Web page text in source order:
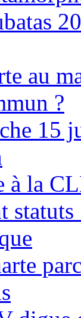
au
?
15
à la